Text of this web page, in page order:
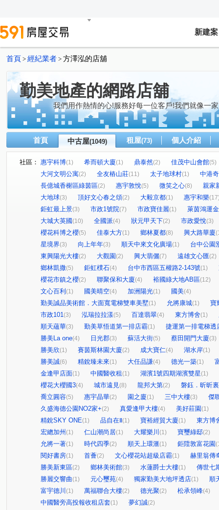
新建案
首頁 > 經紀業者 > 方澤泓的店舖
勤美地產的網路店舖
我們用作熱情的心!服務好每一位客戶!我們就像一
首頁 中古屋(1049) 租屋(73) 個人介紹
社區： 惠宇科博(1) 希而頓大廈(1) 鼎泰然(2) 佳茂中山會館(5)
大河文明公寓(2) 全友樁山莊(11) 太子地球村(1)
中港
長億城香榭區綠茵區(2) 惠宇敦悅(5) 微笑之心(8)
親家
大地球(3) 頂好文心春之頌(2) 大毅京都(1) 惠宇和樂
鉅虹最上景(3) 市政1號院(7) 市政寶佳麗(1)
萊茵鴻運金
大城大英國 (10) 全國派(4) 狀元甲天下(2) 市政愛悅(3)
櫻花科博之櫻(5) 佳泰大方(1) 鄉林夏都(8) 興大路華廈
星境界(3) 向上年年(3) 順天中來文化廣場(1)
台中公園
東興陽光大樓(2) 大觀園 (2) 興大翡儷(7) 遠雄文心匯(2)
鄉林凱撒(5) 鉅虹樸石(4) 台中市西區五權路2-143號(1)
櫻花市鎮之櫻(2) 聯聚保和大廈(4) 裕國綠大地AB區(12)
文心百利 (1) 國美晴空(4) 加洲陽光(1) 國美(4)
勤美誠品美術館．大面寬電梯雙車美墅(1) 允將康城(1)
寶
市政101(3) 泓瑞拉拉漾(5) 百達翡翠(4) 東方博舍(1)
順天蘊華(3) 勤美草悟道第一排店霸(1)
捷運第一排電梯透
勝美La one(4) 日光郡(3) 蘇活大街(5) 蔡田開門大廈(3)
勝美欣(1) 賽茵斯林園大廈(2) 成大寶仁(4) 湖水岸(1)
勝美誠(6) 精銳臻未來(1) 大任品謙(4) 德光一築(1)
金逢甲店面(1) 中國醫收租 (1) 湖濱1號四期湖濱雙星(1)
櫻花大櫻國3(4) 城市遠見(8) 龍邦大第(2)
磐鈺．昕昕
喬立圓容(5) 惠宇晶華(2) 園之廈(1) 三中大樓(3)
傑
久盛海德公園NO2家+(2) 真愛逢甲大樓(4) 美好莊園 (1)
精銳SKY ONE(1) 品自在Ⅱ(1) 寶裕經貿大廈(1)
東方博
宏總加州 (1) 仁山潮尚居(1) 大耀樂川 (1) 寶璽綠邸(2)
允將一著(1) 時代四季(2) 順天上環滙(1) 鉅陞敦富花園
閱好書房(1) 首薈(2) 文心櫻花站超級店霸(1)
赫里翁傳
勝美新東區(2) 鄉林美術館(3) 水蓮爵士大樓(1)
傳世七
勝麗交響曲(1) 元心璽苑(4) 獨家勤美大地坪透店(1)
順
富宇德川 (1) 萬福聯合大樓(2) 德光聚(2) 松承領峰(4)
中國醫旁高投報收租店套(1) 夢幻誠(2)